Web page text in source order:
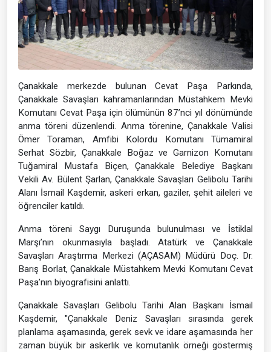
Çanakkale merkezde bulunan Cevat Paşa Parkında,
Çanakkale Savaşları kahramanlarından Müstahkem Mevki
Komutanı Cevat Paşa için ölümünün 87’nci yıl dönümünde
anma töreni düzenlendi. Anma törenine, Çanakkale Valisi
Ömer Toraman, Amfibi Kolordu Komutanı Tümamiral
Serhat Sözbir, Çanakkale Boğaz ve Garnizon Komutanı
Tuğamiral Mustafa Biçen, Çanakkale Belediye Başkanı
Vekili Av. Bülent Şarlan, Çanakkale Savaşları Gelibolu Tarihi
Alanı İsmail Kaşdemir, askeri erkan, gaziler, şehit aileleri ve
öğrenciler katıldı.
Anma töreni Saygı Duruşunda bulunulması ve İstiklal
Marşı’nın okunmasıyla başladı. Atatürk ve Çanakkale
Savaşları Araştırma Merkezi (AÇASAM) Müdürü Doç. Dr.
Barış Borlat, Çanakkale Müstahkem Mevki Komutanı Cevat
Paşa’nın biyografisini anlattı.
Çanakkale Savaşları Gelibolu Tarihi Alan Başkanı İsmail
Kaşdemir, "Çanakkale Deniz Savaşları sırasında gerek
planlama aşamasında, gerek sevk ve idare aşamasında her
zaman büyük bir askerlik ve komutanlık örneği göstermiş